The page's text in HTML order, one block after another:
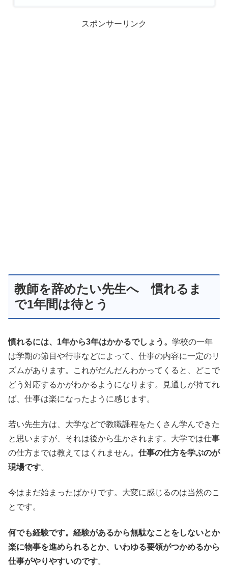
スポンサーリンク
教師を辞めたい先生へ 慣れるま
で1年間は待とう
慣れるには、1年から3年はかかるでしょう。 学校の一年
は学期の節目や行事などによって、仕事の内容に一定のリ
ズムがあります。これがだんだんわかってくると、どこで
どう対応するかがわかるようになります。見通しが持てれ
ば、仕事は楽になったように感じます。
若い先生方は、大学などで教職課程をたくさん学んできた
と思いますが、それは後から生かされます。大学では仕事
の仕方までは教えてはくれません。 仕事の仕方を学ぶのが
現場です。
今はまだ始まったばかりです。大変に感じるのは当然のこ
とです。
何でも経験です。経験があるから無駄なことをしないとか
楽に物事を進められるとか、いわゆる要領がつかめるから
仕事がやりやすいのです。